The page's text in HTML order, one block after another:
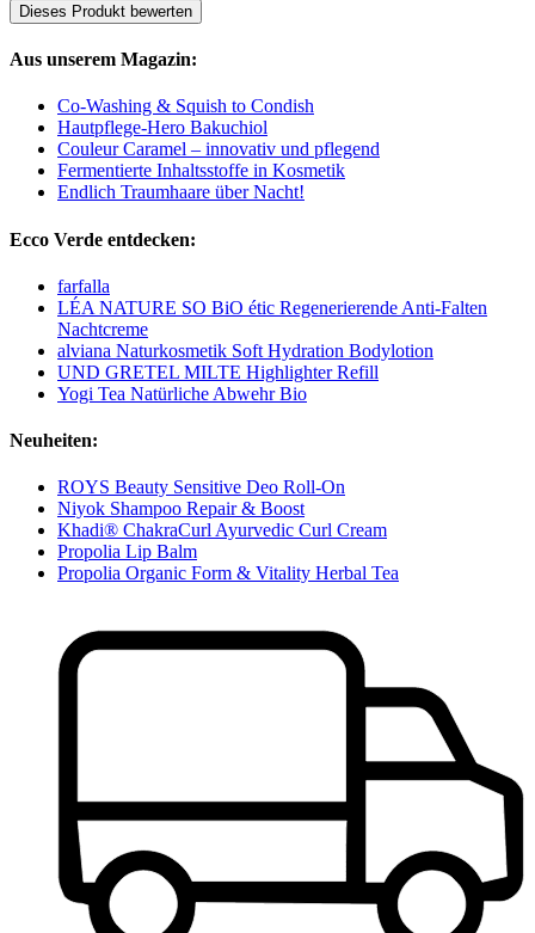
Dieses Produkt bewerten
Aus unserem Magazin:
Co-Washing & Squish to Condish
Hautpflege-Hero Bakuchiol
Couleur Caramel – innovativ und pflegend
Fermentierte Inhaltsstoffe in Kosmetik
Endlich Traumhaare über Nacht!
Ecco Verde entdecken:
farfalla
LÉA NATURE SO BiO étic Regenerierende Anti-Falten
Nachtcreme
alviana Naturkosmetik Soft Hydration Bodylotion
UND GRETEL MILTE Highlighter Refill
Yogi Tea Natürliche Abwehr Bio
Neuheiten:
ROYS Beauty Sensitive Deo Roll-On
Niyok Shampoo Repair & Boost
Khadi® ChakraCurl Ayurvedic Curl Cream
Propolia Lip Balm
Propolia Organic Form & Vitality Herbal Tea